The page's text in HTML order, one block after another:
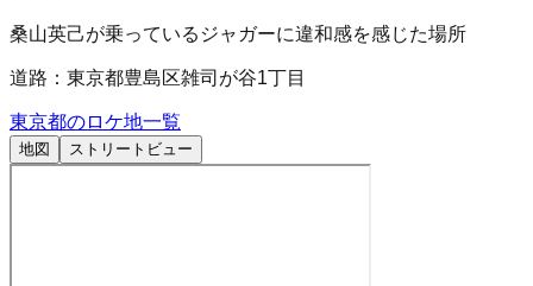
桑山英己が乗っているジャガーに違和感を感じた場所
道路：東京都豊島区雑司が谷1丁目
東京都のロケ地一覧
地図 ストリートビュー